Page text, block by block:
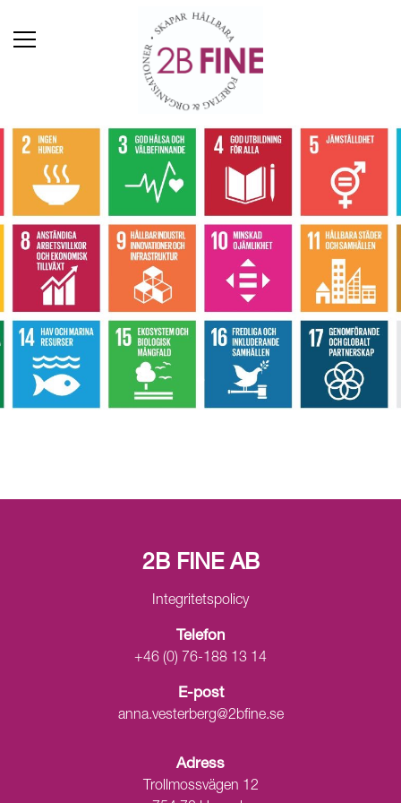
2B FINE AB
Integritetspolicy
Telefon
+46 (0) 76-188 13 14
E-post
anna.vesterberg@2bfine.se
Adress
Trollmossvägen 12